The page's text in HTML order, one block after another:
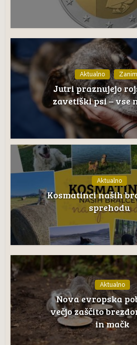
Aktualno
Jutri praznujejo
zavetiški psi – vse
Aktualno
Kosmatinci naših
sprehodu
Aktualno
Nova evropska
večjo zaščito
in mačk